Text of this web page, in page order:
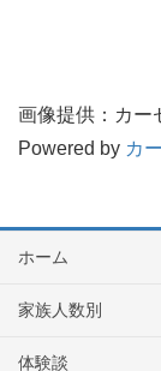
画像提供：カー
Powered by カ
ホーム
家族人数別
体験談